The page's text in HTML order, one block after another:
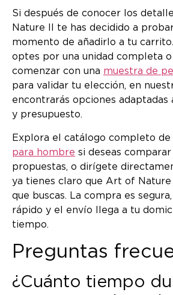
Si después de conocer los
Nature II te has decidido a
momento de añadirlo a tu carrito.
optes por una unidad completa
comenzar con una muestra de
para validar tu elección, en
encontrarás opciones adaptadas
y presupuesto.
Explora el catálogo completo de
para hombre si deseas
propuestas, o dirígete
ya tienes claro que Art of Nature
que buscas. La compra es
rápido y el envío llega a tu
tiempo.
Preguntas
¿Cuánto tiempo